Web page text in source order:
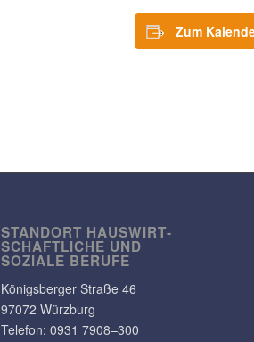
Zum
STANDORT HAUS­WIRT­
SCHAFT­LICHE UND
SOZIALE BERUFE
Königs­berger Straße 46
97072 Würzburg
Telefon: 0931 7908–300